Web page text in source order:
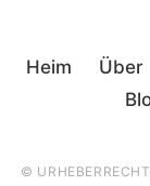
Heim Über
©